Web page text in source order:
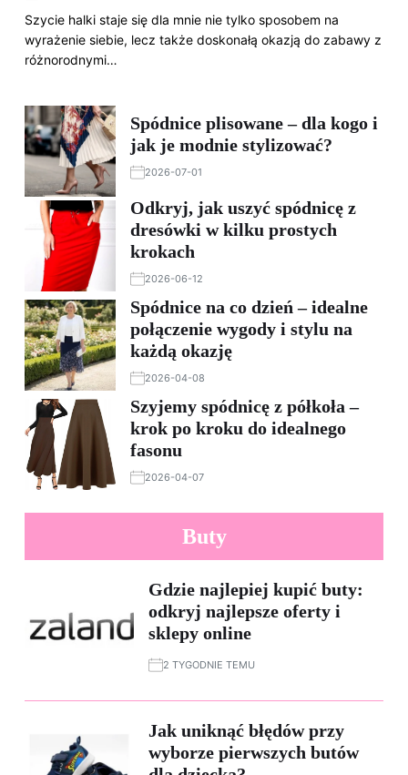
Szycie halki staje się dla mnie nie tylko sposobem na
wyrażenie siebie, lecz także doskonałą okazją do zabawy z
różnorodnymi…
Spódnice plisowane – dla kogo i
jak je modnie stylizować?
2026-07-01
Odkryj, jak uszyć spódnicę z
dresówki w kilku prostych
krokach
2026-06-12
Spódnice na co dzień – idealne
połączenie wygody i stylu na
każdą okazję
2026-04-08
Szyjemy spódnicę z półkoła –
krok po kroku do idealnego
fasonu
2026-04-07
Buty
Gdzie najlepiej kupić buty:
odkryj najlepsze oferty i
sklepy online
2 TYGODNIE TEMU
Jak uniknąć błędów przy
wyborze pierwszych butów